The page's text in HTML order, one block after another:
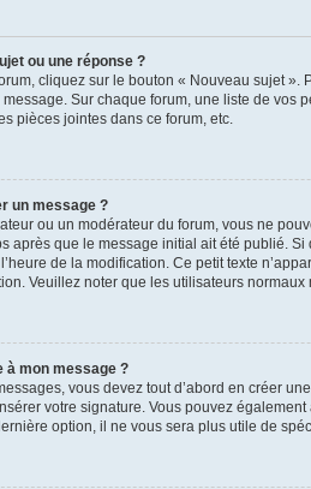
ou une réponse ?
cliquez sur le bouton « Nouveau sujet
Sur chaque forum, une liste de
pièces jointes dans ce forum, etc.
un message ?
ou un modérateur du forum, vous ne
après que le message initial ait été publié.
de la modification. Ce petit texte
Veuillez noter que les utilisateurs
à mon message ?
vous devez tout d’abord en créer
votre signature. Vous pouvez
option, il ne vous sera plus utile de